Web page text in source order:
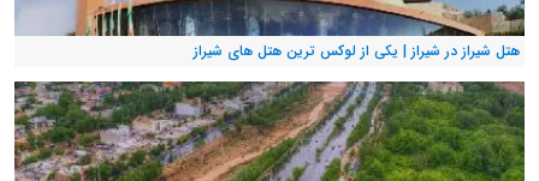
هتل شیراز در شیراز | یکی از لوکس ترین هتل های شیراز